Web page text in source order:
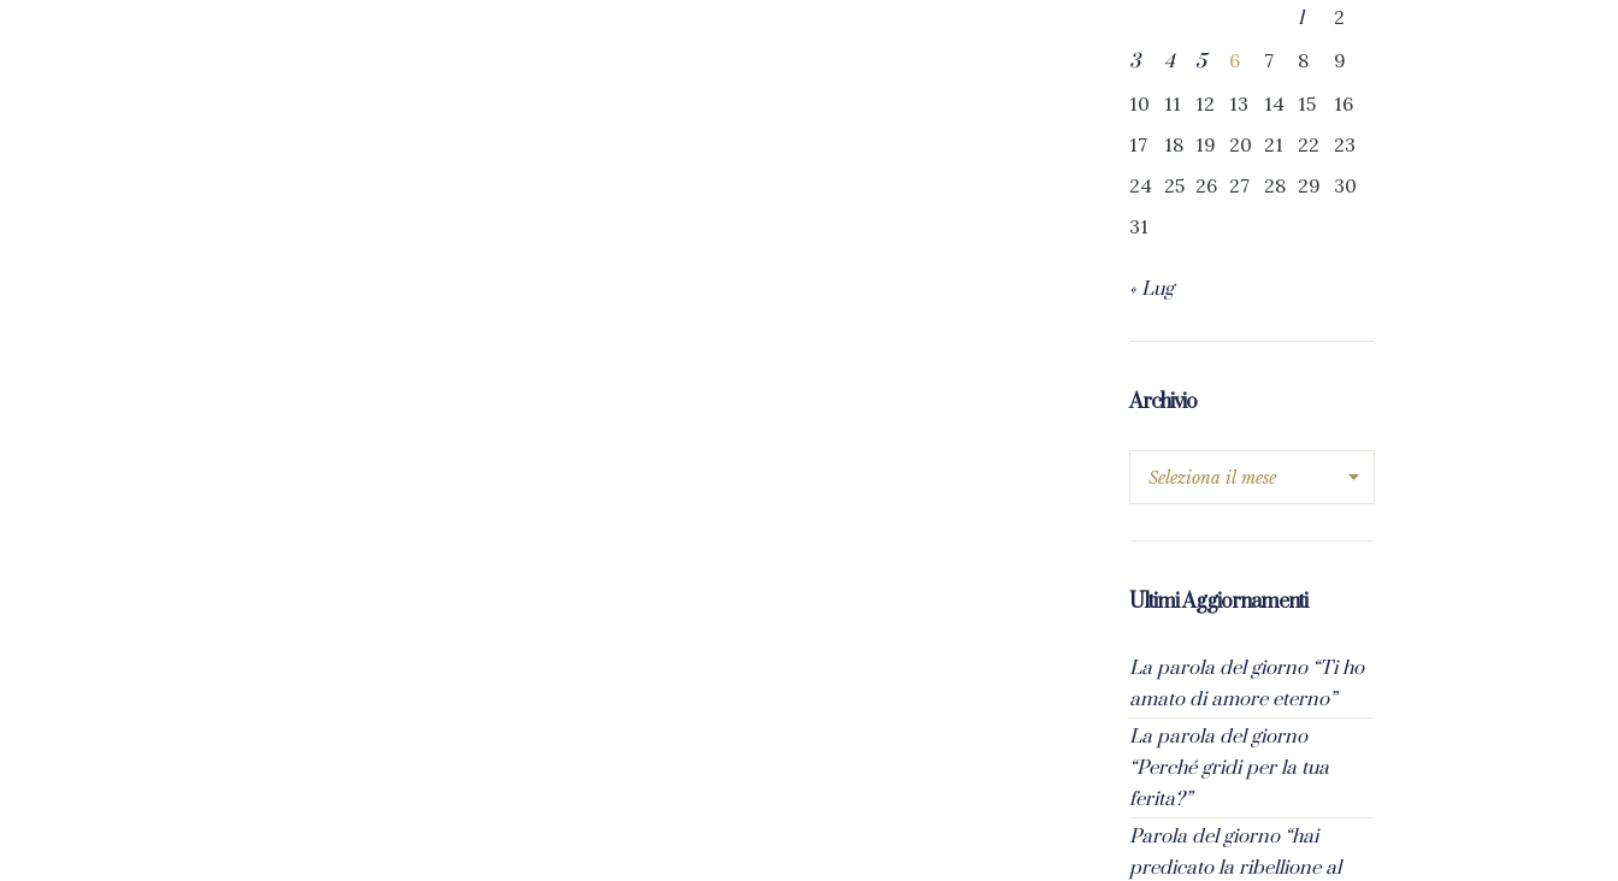
1
2
3
4 5 6 7 8
9
10
11 12 13 14 15
16
17
18 19 20 21 22
23
24 25 26 27 28 29
30
31
« Lug
Archivio
Ultimi Aggiornamenti
La parola del giorno “Ti ho
amato di amore eterno”
La parola del giorno
“Perché gridi per la tua
ferita?”
Parola del giorno “hai
predicato la ribellione al